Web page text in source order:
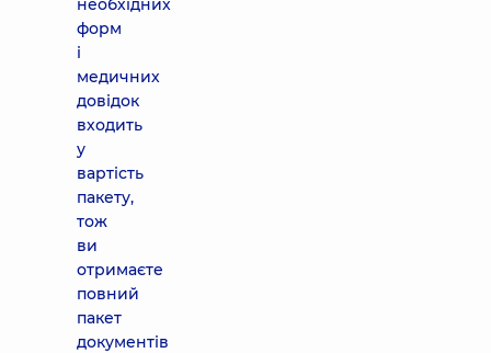
необхідних
форм
і
медичних
довідок
входить
у
вартість
пакету,
тож
ви
отримаєте
повний
пакет
документів